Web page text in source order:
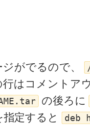
がでるので、
はコメントア
の後ろに
定すると deb